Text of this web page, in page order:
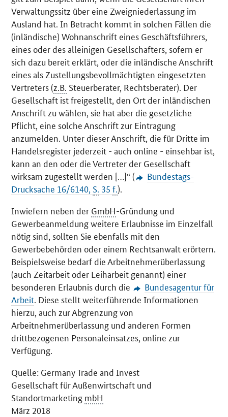
Verwaltungssitz über eine Zweigniederlassung im
Ausland hat. In Betracht kommt in solchen Fällen die
(inländische) Wohnanschrift eines Geschäftsführers,
eines oder des alleinigen Gesellschafters, sofern er
sich dazu bereit erklärt, oder die inländische Anschrift
eines als Zustellungsbevollmächtigten eingesetzten
Vertreters (z.B. Steuerberater, Rechtsberater). Der
Gesellschaft ist freigestellt, den Ort der inländischen
Anschrift zu wählen, sie hat aber die gesetzliche
Pflicht, eine solche Anschrift zur Eintragung
anzumelden. Unter dieser Anschrift, die für Dritte im
Handelsregister jederzeit - auch online - einsehbar ist,
kann an den oder die Vertreter der Gesellschaft
wirksam zugestellt werden […]“ (
Bundestags-
Drucksache 16/6140, S. 35f.).
Inwiefern neben der GmbH-Gründung und
Gewerbeanmeldung weitere Erlaubnisse im Einzelfall
nötig sind, sollten Sie ebenfalls mit den
Gewerbebehörden oder einem Rechtsanwalt erörtern.
Beispielsweise bedarf die Arbeitnehmerüberlassung
(auch Zeitarbeit oder Leiharbeit genannt) einer
besonderen Erlaubnis durch die
Bundesagentur für
Arbeit. Diese stellt weiterführende Informationen
hierzu, auch zur Abgrenzung von
Arbeitnehmerüberlassung und anderen Formen
drittbezogenen Personaleinsatzes, online zur
Verfügung.
Quelle: Germany Trade and Invest
Gesellschaft für Außenwirtschaft und
Standortmarketing mbH
März 2018